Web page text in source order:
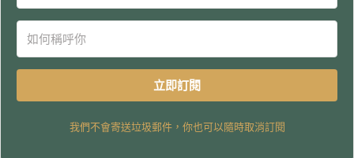
立即訂閱
我們不會寄送垃圾郵件，你也可以隨時取消訂閱